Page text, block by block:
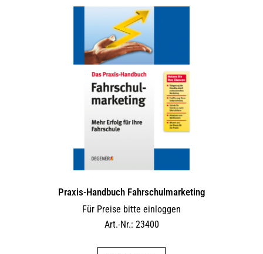
Praxis-Handbuch Fahrschulmarketing
Für Preise bitte einloggen
Art.-Nr.: 23400